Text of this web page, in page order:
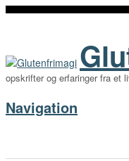
opskrifter og erfaringer fra et
Navigation